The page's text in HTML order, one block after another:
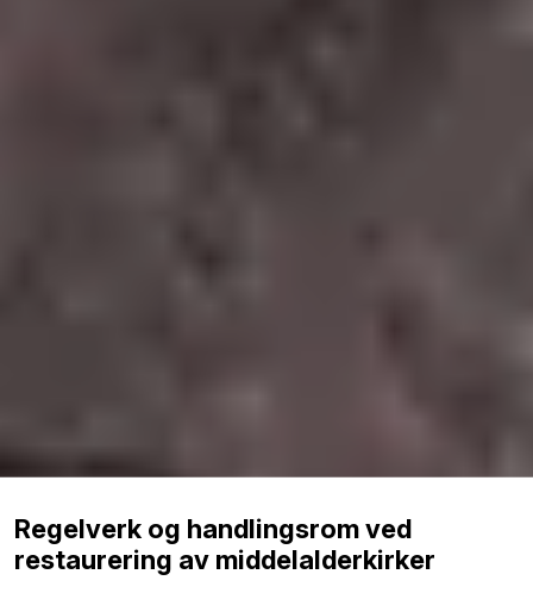
Regelverk og handlingsrom ved
restaurering av middelalderkirker